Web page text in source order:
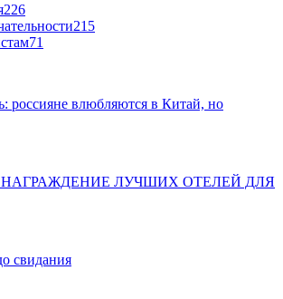
226
215
71
россияне влюбляются в Китай, но
НАГРАЖДЕНИЕ ЛУЧШИХ ОТЕЛЕЙ ДЛЯ
свидания